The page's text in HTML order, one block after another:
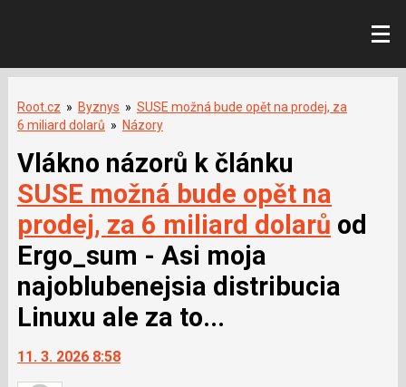
Root.cz » Byznys » SUSE možná bude opět na prodej, za
6 miliard dolarů » Názory
Vlákno názorů k článku
SUSE možná bude opět na
prodej, za 6 miliard dolarů od
Ergo_sum - Asi moja
najoblubenejsia distribucia
Linuxu ale za to...
11. 3. 2026 8:58